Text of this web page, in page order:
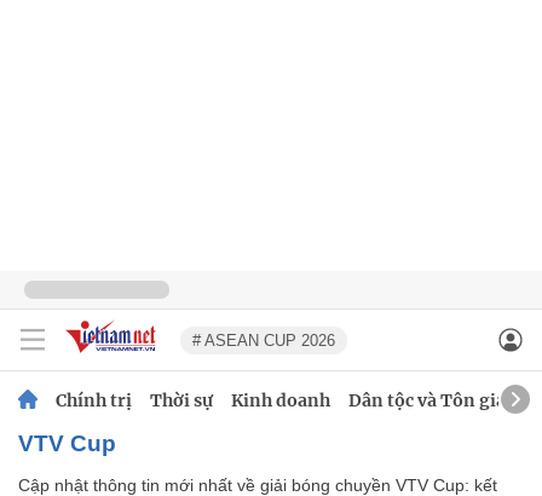
# ASEAN CUP 2026
Chính trị Thời sự Kinh doanh Dân tộc và Tôn giáo
VTV Cup
Cập nhật thông tin mới nhất về giải bóng chuyền VTV Cup: kết